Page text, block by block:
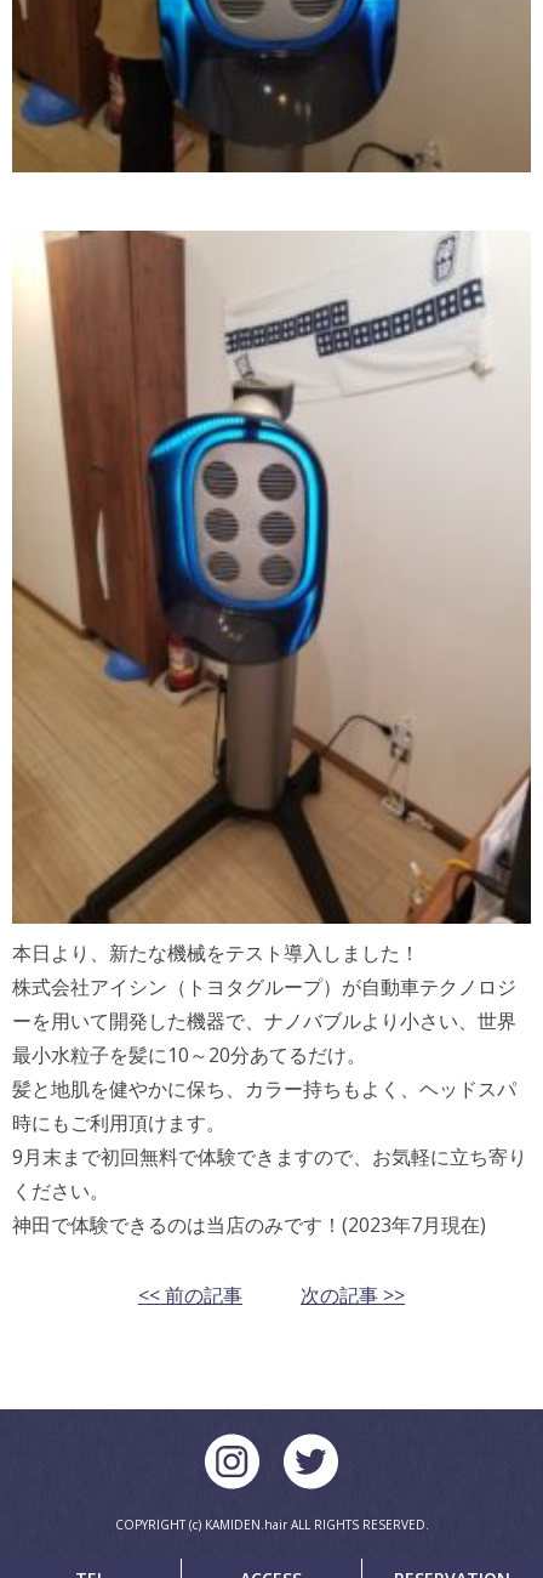
本日より、新たな機械をテスト導入しました！
株式会社アイシン（トヨタグループ）が自動車テクノロジ
ーを用いて開発した機器で、ナノバブルより小さい、世界
最小水粒子を髪に10～20分あてるだけ。
髪と地肌を健やかに保ち、カラー持ちもよく、ヘッドスパ
時にもご利用頂けます。
9月末まで初回無料で体験できますので、お気軽に立ち寄り
ください。
神田で体験できるのは当店のみです！(2023年7月現在)
<< 前の記事 次の記事 >>
COPYRIGHT (c) KAMIDEN.hair ALL RIGHTS RESERVED.